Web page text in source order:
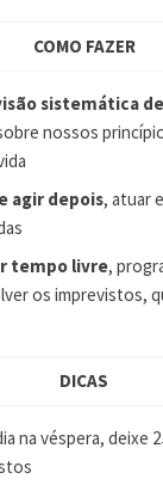
COMO FAZER
sistemática
nossos
agir depois, atuar
tempo livre,
os imprevistos,
DICAS
na véspera, deixe